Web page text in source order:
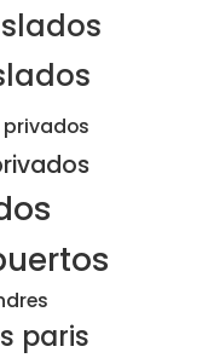
paris